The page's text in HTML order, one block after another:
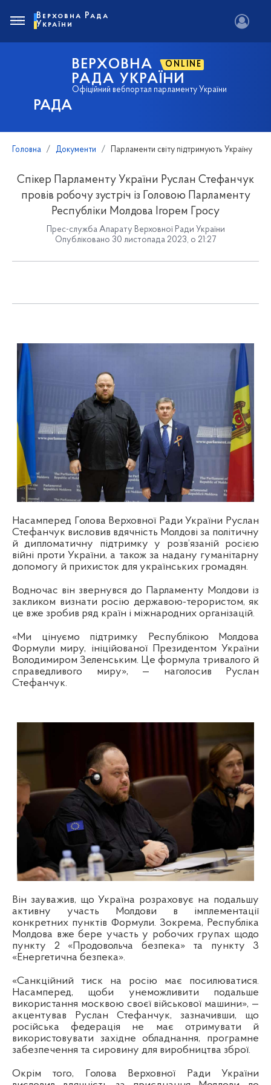
РАДА
ВЕРХОВНА ONLINE
РАДА УКРАЇНИ
Офіційний вебпортал парламенту України
Верховна Рада
України
Головна Документи Парламенти світу підтримують Україну
Спікер Парламенту України Руслан Стефанчук
провів робочу зустріч із Головою Парламенту
Республіки Молдова Ігорем Гросу
Прес-служба Апарату Верховної Ради України
Опубліковано 30 листопада 2023, о 21:27
Насамперед Голова Верховної Ради України Руслан
Стефанчук висловив вдячність Молдові за політичну
й дипломатичну підтримку у розв’язаній росією
війні проти України, а також за надану гуманітарну
допомогу й прихисток для українських громадян.
Водночас він звернувся до Парламенту Молдови із
закликом визнати росію державою-терористом, як
це вже зробив ряд країн і міжнародних організацій.
«Ми цінуємо підтримку Республікою Молдова
Формули миру, ініційованої Президентом України
Володимиром Зеленським. Це формула тривалого й
справедливого миру», — наголосив Руслан
Стефанчук.
Він зауважив, що Україна розраховує на подальшу
активну участь Молдови в імплементації
конкретних пунктів Формули. Зокрема, Республіка
Молдова вже бере участь у робочих групах щодо
пункту 2 «Продовольча безпека» та пункту 3
«Енергетична безпека».
«Санкційний тиск на росію має посилюватися.
Насамперед, щоби унеможливити подальше
використання москвою своєї військової машини», —
акцентував Руслан Стефанчук, зазначивши, що
російська федерація не має отримувати й
використовувати західне обладнання, програмне
забезпечення та сировину для виробництва зброї.
Окрім того, Голова Верховної Ради України